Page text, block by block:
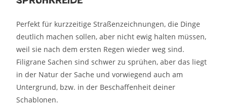
Perfekt für kurzzeitige Straßenzeichnungen, die Dinge
deutlich machen sollen, aber nicht ewig halten müssen,
weil sie nach dem ersten Regen wieder weg sind.
Filigrane Sachen sind schwer zu sprühen, aber das liegt
in der Natur der Sache und vorwiegend auch am
Untergrund, bzw. in der Beschaffenheit deiner
Schablonen.